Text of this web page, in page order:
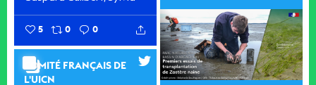
5 0 0
COMITÉ FRANÇAIS DE
L'UICN